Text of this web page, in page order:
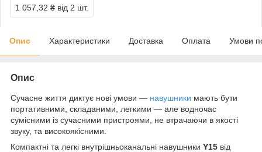
1 057,32 ₴ від 2 шт.
Опис Характеристики Доставка Оплата Умови
Опис
Сучасне життя диктує нові умови — навушники мають бути
портативними, складаними, легкими — але водночас
сумісними із сучасними пристроями, не втрачаючи в якості
звуку, та високоякісними.
Компактні та легкі внутрішньоканальні навушники Y15 від